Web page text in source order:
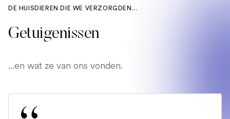
DE HUISDIEREN DIE WE VERZORGDEN...
Getuigenissen
...en wat ze van ons vonden.